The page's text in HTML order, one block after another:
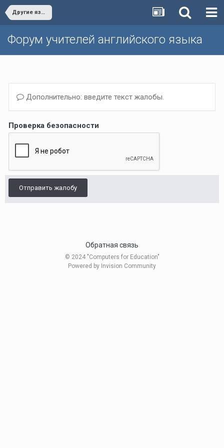
Другие языки
Форум учителей английского языка
Дополнительно: введите текст жалобы.
Проверка безопасности
Отправить жалобу
Обратная связь
© 2024 "Computers for Education"
Powered by Invision Community